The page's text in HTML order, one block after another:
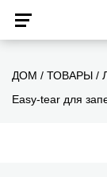
ДОМ / ТОВАРЫ /
Easy-tear для